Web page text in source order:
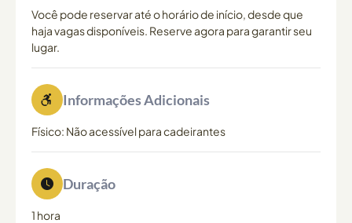
Você pode reservar até o horário de início, desde que
haja vagas disponíveis. Reserve agora para garantir seu
lugar.
Informações Adicionais
Físico: Não acessível para cadeirantes
Duração
1 hora